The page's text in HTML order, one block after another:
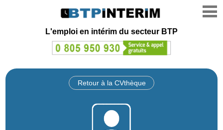
L'emploi en intérim du secteur BTP
Retour à la CVthèque